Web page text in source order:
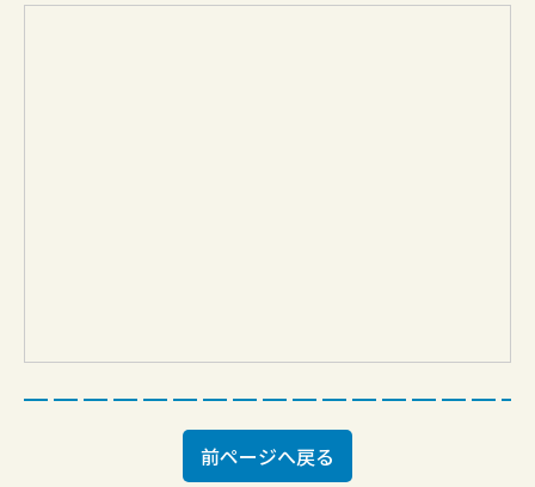
前ページへ戻る